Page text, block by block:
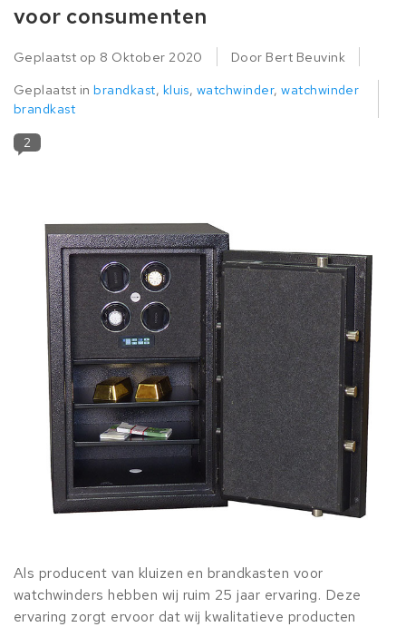
voor consumenten
Geplaatst op 8 Oktober 2020
Door Bert Beuvink
Geplaatst inbrandkast, kluis, watchwinder,watchwinder
brandkast
2
Als producent van kluizen en brandkasten voor
watchwinders hebben wij ruim 25 jaar ervaring. Deze
ervaring zorgt ervoor dat wij kwalitatieve producten